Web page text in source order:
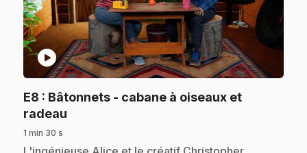
play_circle
E8 : Bâtonnets - cabane à oiseaux et
radeau
1 min 30 s